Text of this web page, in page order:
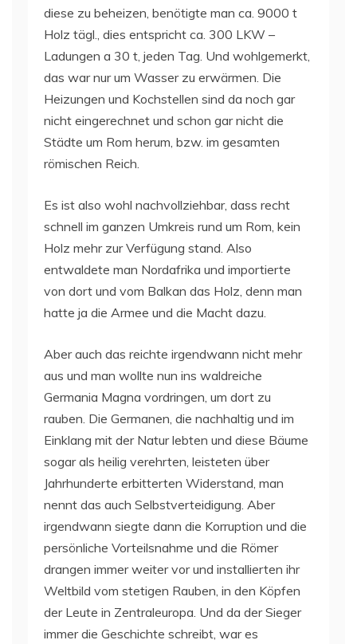
diese zu beheizen, benötigte man ca. 9000 t
Holz tägl., dies entspricht ca. 300 LKW –
Ladungen a 30 t, jeden Tag. Und wohlgemerkt,
das war nur um Wasser zu erwärmen. Die
Heizungen und Kochstellen sind da noch gar
nicht eingerechnet und schon gar nicht die
Städte um Rom herum, bzw. im gesamten
römischen Reich.
Es ist also wohl nachvollziehbar, dass recht
schnell im ganzen Umkreis rund um Rom, kein
Holz mehr zur Verfügung stand. Also
entwaldete man Nordafrika und importierte
von dort und vom Balkan das Holz, denn man
hatte ja die Armee und die Macht dazu.
Aber auch das reichte irgendwann nicht mehr
aus und man wollte nun ins waldreiche
Germania Magna vordringen, um dort zu
rauben. Die Germanen, die nachhaltig und im
Einklang mit der Natur lebten und diese Bäume
sogar als heilig verehrten, leisteten über
Jahrhunderte erbitterten Widerstand, man
nennt das auch Selbstverteidigung. Aber
irgendwann siegte dann die Korruption und die
persönliche Vorteilsnahme und die Römer
drangen immer weiter vor und installierten ihr
Weltbild vom stetigen Rauben, in den Köpfen
der Leute in Zentraleuropa. Und da der Sieger
immer die Geschichte schreibt, war es